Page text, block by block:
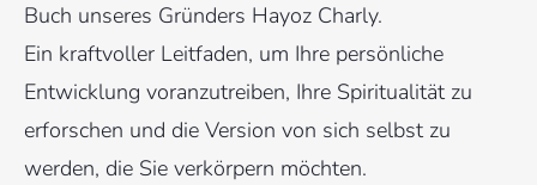
Buch unseres Gründers Hayoz Charly.
Ein kraftvoller Leitfaden, um Ihre persönliche
Entwicklung voranzutreiben, Ihre Spiritualität zu
erforschen und die Version von sich selbst zu
werden, die Sie verkörpern möchten.